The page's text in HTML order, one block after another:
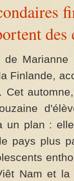
des
Marianne
Finlande,
Cet
un plan :
pays plus
Nam et la